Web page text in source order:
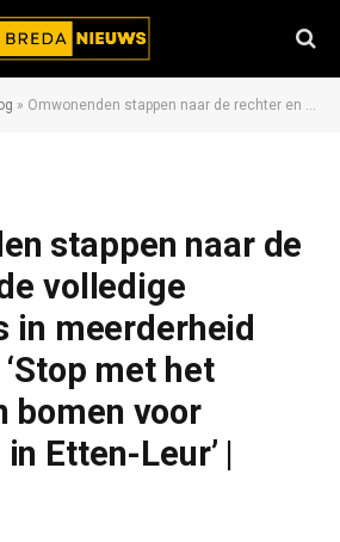
» Omwonenden stappen naar de rechter en de volledige oppositie is in meerderheid verontrust: ‘Stop met het kappen van bomen voor Haansberg in Etten-Leur’ | Etten-Leur
stappen naar de
volledige
in meerderheid
met het
bomen voor
Etten-Leur’ |